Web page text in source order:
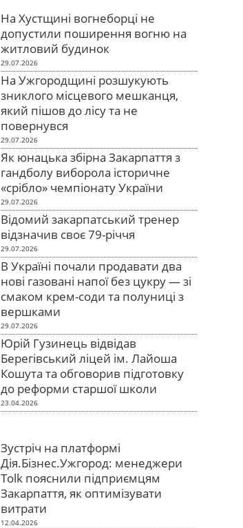
На Хустщині вогнеборці не
допустили поширення вогню на
житловий будинок
29.07.2026
На Ужгородщині розшукують
зниклого місцевого мешканця,
який пішов до лісу та не
повернувся
29.07.2026
Як юнацька збірна Закарпаття з
гандболу виборола історичне
«срібло» чемпіонату України
29.07.2026
Відомий закарпатський тренер
відзначив своє 79-річчя
29.07.2026
В Україні почали продавати два
нові газовані напої без цукру — зі
смаком крем-соди та полуниці з
вершками
29.07.2026
Юрій Гузинець відвідав
Берегівський ліцей ім. Лайоша
Кошута та обговорив підготовку
до реформи старшої школи
23.04.2026
Зустріч на платформі
Дія.Бізнес.Ужгород: менеджери
Tolk пояснили підприємцям
Закарпаття, як оптимізувати
витрати
12.04.2026